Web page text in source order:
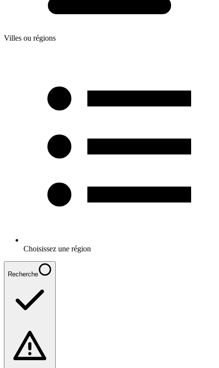
Villes ou régions
Choisissez une région
Recherche